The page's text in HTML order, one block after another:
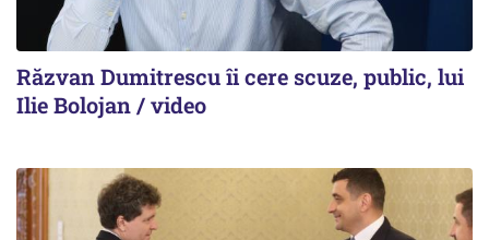
Răzvan Dumitrescu îi cere scuze, public, lui
Ilie Bolojan / video